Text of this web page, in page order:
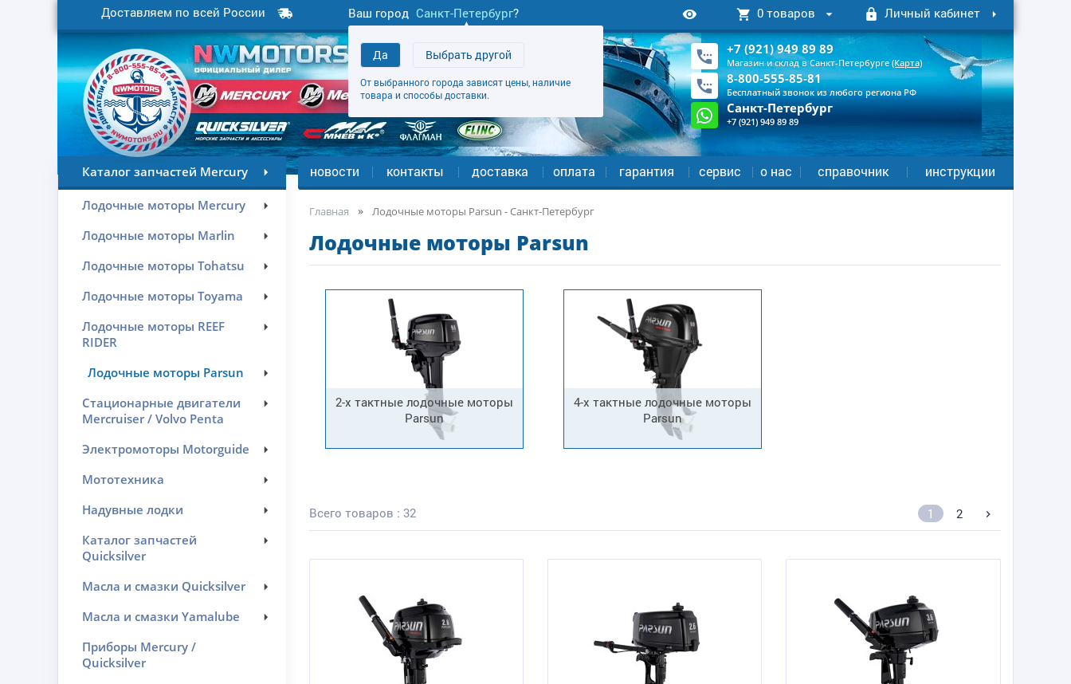
Доставляем по всей России Ваш город Санкт-Петербург?
Да Выбрать другой
От выбранного города зависят цены, наличие
товара и способы доставки.
0 товаров Личный кабинет
+7 (921) 949 89 89
Магазин и склад в Санкт-Петербурге (Карта)
8-800-555-85-81
Бесплатный звонок из любого региона РФ
Санкт-Петербург
+7 (921) 949 89 89
Каталог запчастей Mercury
Лодочные моторы Mercury
Лодочные моторы Marlin
Лодочные моторы Tohatsu
Лодочные моторы Toyama
Лодочные моторы REEF
RIDER
Лодочные моторы Parsun
Стационарные двигатели
Mercruiser / Volvo Penta
Электромоторы Motorguide
Мототехника
Надувные лодки
Каталог запчастей
Quicksilver
Масла и смазки Quicksilver
Масла и смазки Yamalube
Приборы Mercury /
Quicksilver
новости контакты доставка оплата гарантия сервис о нас справочник инструкции
Главная Лодочные моторы Parsun - Санкт-Петербург
Лодочные моторы Parsun
2-х тактные лодочные моторы
Parsun
4-х тактные лодочные моторы
Parsun
Всего товаров : 32 1 2